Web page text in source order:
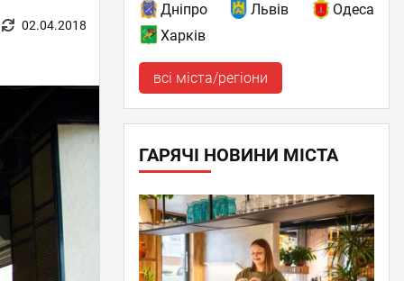
02.04.2018
Дніпро Львів
Одеса
Харків
всі міста/регіони
ГАРЯЧІ НОВИНИ МІСТА